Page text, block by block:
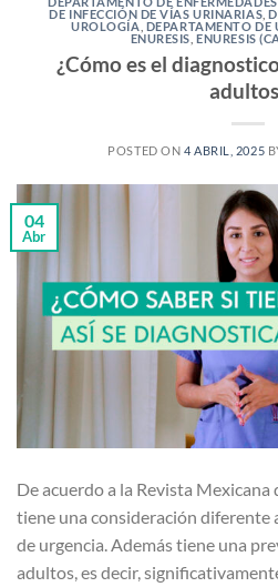
DE INFECCIÓN DE VÍAS URINARIAS ,
UROLOGÍA DEPARTAMENTO DE
ENURESIS ,ENURESIS
¿Cómo es el
POSTED ON 4 ABRIL, 2025
04
Abr
De acuerdo a la Revista
tiene una consideración diferente
de urgencia. Además tiene una
adultos, es decir,